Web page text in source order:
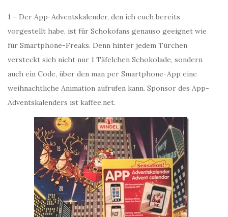
1 – Der App-Adventskalender, den ich euch bereits
vorgestellt habe, ist für Schokofans genauso geeignet wie
für Smartphone-Freaks. Denn hinter jedem Türchen
versteckt sich nicht nur 1 Täfelchen Schokolade, sondern
auch ein Code, über den man per Smartphone-App eine
weihnachtliche Animation aufrufen kann. Sponsor des App-
Adventskalenders ist kaffee.net.